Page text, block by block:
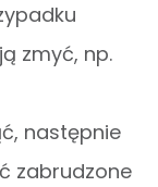
zmyć, np.
następnie
zabrudzone